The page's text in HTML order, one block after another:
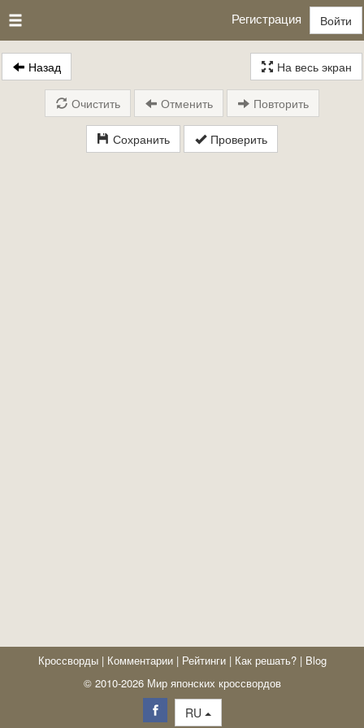
Регистрация Войти
Назад На весь экран
Сохранить Проверить
Очистить Отменить Повторить
Кроссворды | Комментарии | Рейтинги | Как решать? | Blog
© 2010-2026 Мир японских кроссвордов
RU